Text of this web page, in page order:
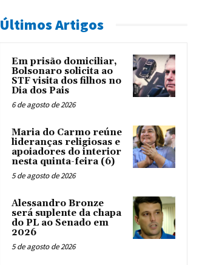
Últimos Artigos
Em prisão domiciliar,
Bolsonaro solicita ao
STF visita dos filhos no
Dia dos Pais
6 de agosto de 2026
Maria do Carmo reúne
lideranças religiosas e
apoiadores do interior
nesta quinta-feira (6)
5 de agosto de 2026
Alessandro Bronze
será suplente da chapa
do PL ao Senado em
2026
5 de agosto de 2026